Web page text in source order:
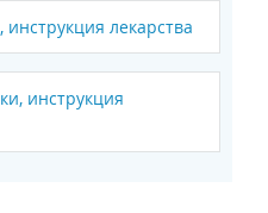
лекарства
инструкция